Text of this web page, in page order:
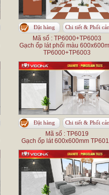
Đặt hàng Chi tiết & Phối
Mã số : TP6000+TP6003
Gạch ốp lát phối màu
TP6000+TP6003
Đặt hàng Chi tiết & Phối
Mã số : TP6019
Gạch ốp lát 600x600mm